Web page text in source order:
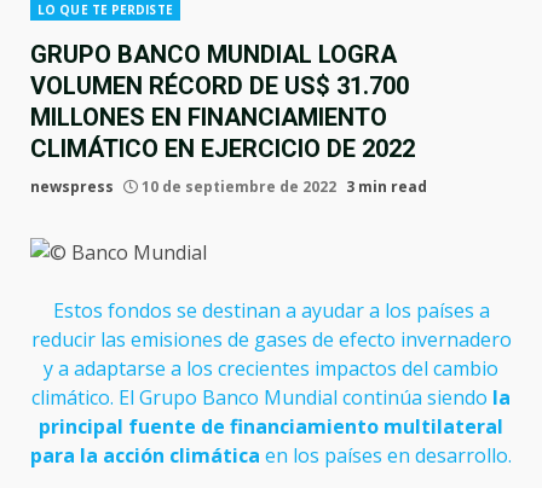
LO QUE TE PERDISTE
GRUPO BANCO MUNDIAL LOGRA
VOLUMEN RÉCORD DE US$ 31.700
MILLONES EN FINANCIAMIENTO
CLIMÁTICO EN EJERCICIO DE 2022
newspress 10 de septiembre de 2022 3 min read
Estos fondos se destinan a ayudar a los países a
reducir las emisiones de gases de efecto invernadero
y a adaptarse a los crecientes impactos del cambio
climático. El Grupo Banco Mundial continúa siendo la
principal fuente de financiamiento multilateral
para la acción climática en los países en desarrollo.